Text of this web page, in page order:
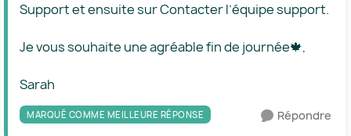
Support et ensuite sur Contacter l’équipe support.
Je vous souhaite une agréable fin de journée🍁,
Sarah
MARQUÉ COMME MEILLEURE RÉPONSE Répondre